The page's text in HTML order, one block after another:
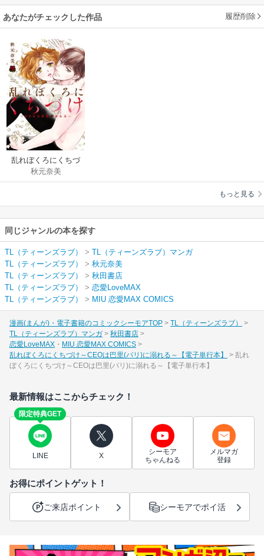
あなたがチェックした作品 履歴削除
乱れぼくろにくちづ
け～CEOは巴里(パリ)
に溺れる～【電子単
秋元奈美
もっと見る
同じジャンルの本を探す
TL（ティーンズラブ） > TL（ティーンズラブ）マンガ
TL（ティーンズラブ）
> 秋元奈美
TL（ティーンズラブ）
> 秋田書店
TL（ティーンズラブ）
> 恋愛LoveMAX
TL（ティーンズラブ）
> MIU 恋愛MAX COMICS
漫画(まんが)・電子書籍のコミックシーモアTOP
TL（ティーンズラブ）
TL（ティーンズラブ）マンガ
秋田書店
恋愛LoveMAX
MIU 恋愛MAX COMICS
乱れぼくろにくちづけ～CEOは巴里(パリ)に溺れる～【電子単行本】
乱れ
ぼくろにくちづけ～CEOは巴里(パリ)に溺れる～【電子単行本】
最新情報はここからチェック！
限定特典GET
LINE X
シーモア
ちゃんねる
メルマガ
登録
お得にポイントゲット！
ご来店ポイント シーモアでポイ活